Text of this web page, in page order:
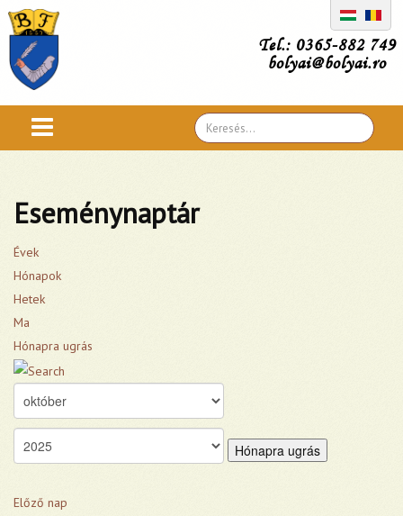
Tel.: 0365-882 749
bolyai@bolyai.ro
Search
...
Eseménynaptár
Évek
Hónapok
Hetek
Ma
Hónapra ugrás
Hónapra ugrás
Előző nap